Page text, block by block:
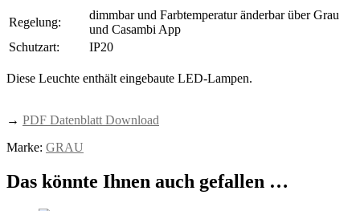
Regelung:
dimmbar und Farbtemperatur änderbar über Grau
und Casambi App
Schutzart:
IP20
Diese Leuchte enthält eingebaute LED-Lampen.
→ PDF Datenblatt Download
Marke: GRAU
Das könnte Ihnen auch gefallen …